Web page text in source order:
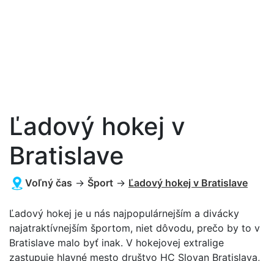
Ľadový hokej v
Bratislave
Voľný čas → Šport → Ľadový hokej v Bratislave
Ľadový hokej je u nás najpopulárnejším a divácky
najatraktívnejším športom, niet dôvodu, prečo by to v
Bratislave malo byť inak. V hokejovej extralige
zastupuje hlavné mesto društvo HC Slovan Bratislava,